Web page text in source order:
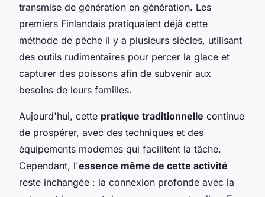
transmise de génération en génération. Les
premiers Finlandais pratiquaient déjà cette
méthode de pêche il y a plusieurs siècles, utilisant
des outils rudimentaires pour percer la glace et
capturer des poissons afin de subvenir aux
besoins de leurs familles.
Aujourd'hui, cette pratique traditionnelle continue
de prospérer, avec des techniques et des
équipements modernes qui facilitent la tâche.
Cependant, l'essence même de cette activité
reste inchangée : la connexion profonde avec la